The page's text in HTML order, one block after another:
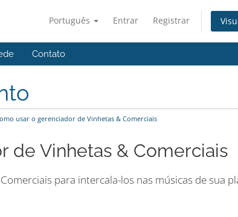
Português Entrar Registrar
Contato
usar o gerenciador de Vinhetas & Comerciais
de Vinhetas & Comerciais
para intercala-los nas músicas de sua